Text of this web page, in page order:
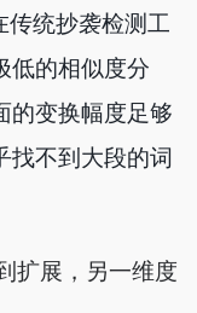
统抄袭检测工
低的相似度分
的变换幅度足够
找不到大段的词
扩展，另一维度